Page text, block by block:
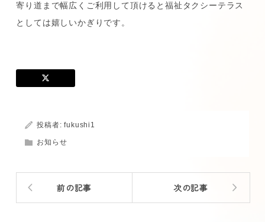
寄り道まで幅広くご利用して頂けると福祉タクシーテラス
としては嬉しいかぎりです。
投稿者:fukushi1
お知らせ
前の記事 次の記事